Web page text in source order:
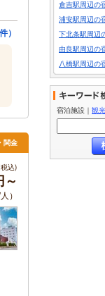
）
関金
込)
）
倉吉駅周辺の
浦安駅周辺の
下北条駅周辺
由良駅周辺の
八橋駅周辺の
宿泊施設 ｜ 観